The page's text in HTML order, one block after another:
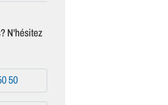
N'hésitez
50